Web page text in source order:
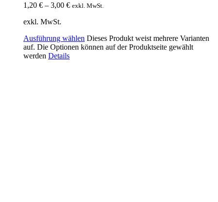
1,20 € – 3,00 € exkl. MwSt.
exkl. MwSt.
Ausführung wählen Dieses Produkt weist mehrere Varianten
auf. Die Optionen können auf der Produktseite gewählt
werden Details